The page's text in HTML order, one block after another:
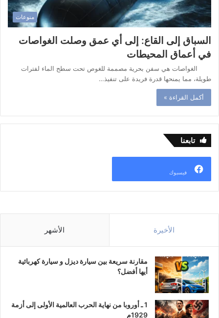
منوعات
السباق إلى القاع: إلى أي عمق وصلت الغواصات
في أعماق المحيطات
الغواصات هي سفن بحرية مصممة للغوص تحت سطح الماء لفترات
طويلة، مما يمنحها قدرة فريدة على تنفيذ…
أكمل القراءة »
تابعنا
فيسبوك
الأخيرة الأشهر
مقارنة سريعة بين سيارة ديزل و سيارة كهربائية
أيها أفضل؟
1 ـ أوروبا من نهاية الحرب العالمية الأولى إلى أزمة
1929م